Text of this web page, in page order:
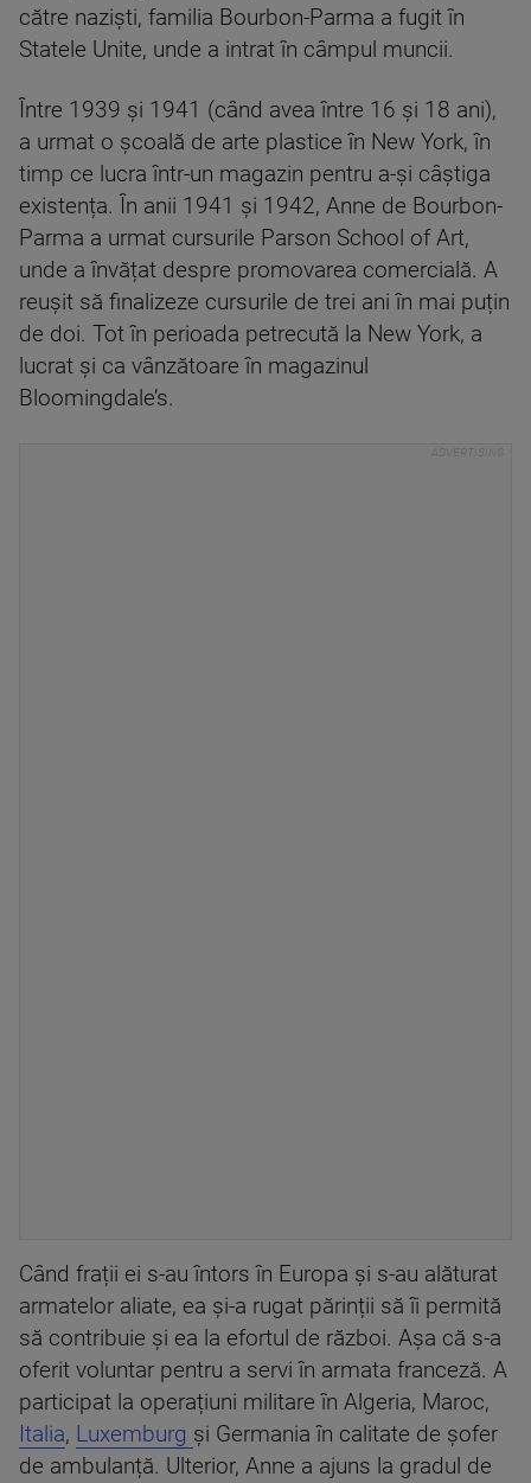
către naziști, familia Bourbon-Parma a fugit în
Statele Unite, unde a intrat în câmpul muncii.
Între 1939 și 1941 (când avea între 16 și 18 ani),
a urmat o școală de arte plastice în New York, în
timp ce lucra într-un magazin pentru a-și câștiga
existența. În anii 1941 și 1942, Anne de Bourbon-
Parma a urmat cursurile Parson School of Art,
unde a învățat despre promovarea comercială. A
reușit să finalizeze cursurile de trei ani în mai puțin
de doi. Tot în perioada petrecută la New York, a
lucrat și ca vânzătoare în magazinul
Bloomingdale’s.
Când frații ei s-au întors în Europa și s-au alăturat
armatelor aliate, ea și-a rugat părinții să îi permită
să contribuie și ea la efortul de război. Așa că s-a
oferit voluntar pentru a servi în armata franceză. A
participat la operațiuni militare în Algeria, Maroc,
Italia, Luxemburg și Germania în calitate de șofer
de ambulanță. Ulterior, Anne a ajuns la gradul de